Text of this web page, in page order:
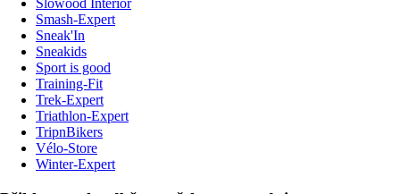
Slowood Interior
Smash-Expert
Sneak'In
Sneakids
Sport is good
Training-Fit
Trek-Expert
Triathlon-Expert
TripnBikers
Vélo-Store
Winter-Expert